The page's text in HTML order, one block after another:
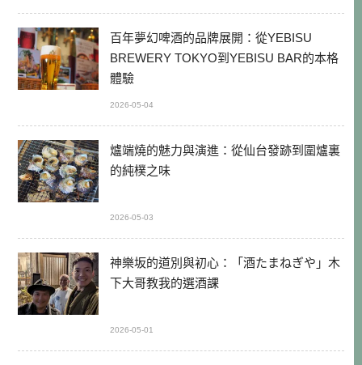
百年夢幻啤酒的品牌展開：從YEBISU
BREWERY TOKYO到YEBISU BAR的本格
體驗
2026-05-04
爐端燒的魅力與演進：從仙台發跡到圍爐裏
的純樸之味
2026-05-03
神樂坂的道別與初心：「酒たまねぎや」木
下大哥教我的選酒課
2026-05-01